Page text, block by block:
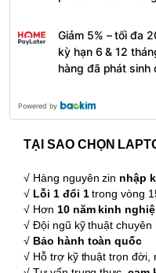
Giảm 5% – tối đa
kỳ hạn 6 & 12
hàng đã phát sinh
Powered by
TẠI SAO CHỌN
√ Hàng nguyên zin nhập
√ Lỗi 1 đổi 1trong vòng
√ Hơn 10 năm kinh
√ Đội ngũ kỹ thuật chuyên
√ Bảo hành toàn quốc
√ Hỗ trợ kỹ thuật trọn đời,